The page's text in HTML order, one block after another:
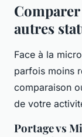
autres
Face à la
parfois moins
comparaison
de votre
Portage vs